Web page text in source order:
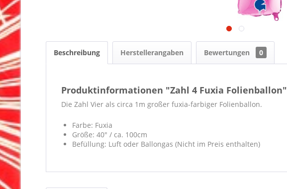
Beschreibung Herstellerangaben Bewertungen 0
Produktinformationen "Zahl 4 Fuxia Folienballon"
Die Zahl Vier als circa 1m großer fuxia-farbiger Folienballon.
Farbe: Fuxia
Größe: 40" / ca. 100cm
Befüllung: Luft oder Ballongas (Nicht im Preis enthalten)